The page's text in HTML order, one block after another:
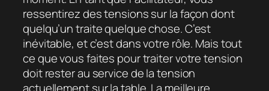
ressentirez des tensions sur la façon dont
quelqu’un traite quelque chose. C’est
inévitable, et c’est dans votre rôle. Mais tout
ce que vous faites pour traiter votre tension
doit rester au service de la tension